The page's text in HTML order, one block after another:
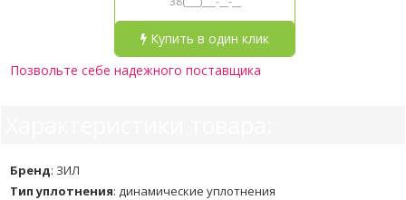
Купить в один клик
Позвольте себе надежного поставщика
Бренд: ЗИЛ
Тип уплотнения: динамические уплотнения